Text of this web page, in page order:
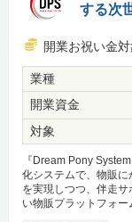
する次
開業お祝い金
業種
開業資金
対象
『Dream Pony
化システムで、物販に
を実現しつつ、伴走
い物販プラットフォー